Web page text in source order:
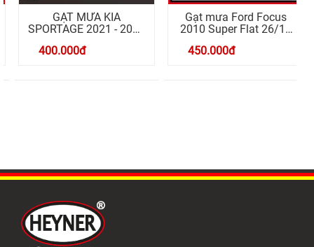
GẠT MƯA KIA
SPORTAGE 2021 - 2025
26/18 INCH
400.000đ
Gạt mưa Ford Focus
2010 Super Flat 26/16
450.000đ